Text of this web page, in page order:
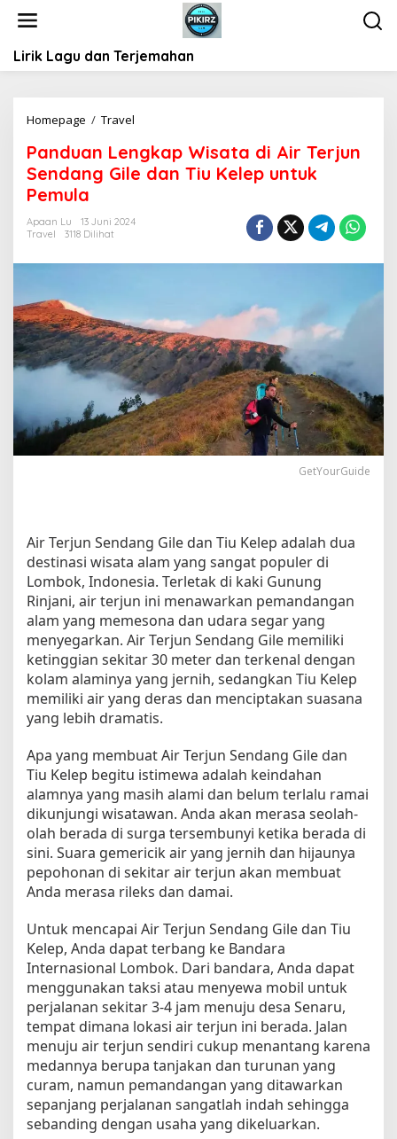
Lirik Lagu dan Terjemahan
Homepage / Travel
n
d
n
e
k
a
p
W
i
s
a
t
a
r
T
e
r
j
u
S
e
n
d
n
g
G
i
l
e
d
a
n
i
u
K
e
l
e
p
u
n
t
u
k
Panduan Lengkap Wisata di Air Terjun
Sendang Gile dan Tiu Kelep untuk
Pemula
Apaan Lu
13 Juni 2024
Travel
3118 Dilihat
GetYourGuide
Air Terjun Sendang Gile dan Tiu Kelep adalah dua
destinasi wisata alam yang sangat populer di
Lombok, Indonesia. Terletak di kaki Gunung
Rinjani, air terjun ini menawarkan pemandangan
alam yang memesona dan udara segar yang
menyegarkan. Air Terjun Sendang Gile memiliki
ketinggian sekitar 30 meter dan terkenal dengan
kolam alaminya yang jernih, sedangkan Tiu Kelep
memiliki air yang deras dan menciptakan suasana
yang lebih dramatis.
Apa yang membuat Air Terjun Sendang Gile dan
Tiu Kelep begitu istimewa adalah keindahan
alamnya yang masih alami dan belum terlalu ramai
dikunjungi wisatawan. Anda akan merasa seolah-
olah berada di surga tersembunyi ketika berada di
sini. Suara gemericik air yang jernih dan hijaunya
pepohonan di sekitar air terjun akan membuat
Anda merasa rileks dan damai.
Untuk mencapai Air Terjun Sendang Gile dan Tiu
Kelep, Anda dapat terbang ke Bandara
Internasional Lombok. Dari bandara, Anda dapat
menggunakan taksi atau menyewa mobil untuk
perjalanan sekitar 3-4 jam menuju desa Senaru,
tempat dimana lokasi air terjun ini berada. Jalan
menuju air terjun sendiri cukup menantang karena
medannya berupa tanjakan dan turunan yang
curam, namun pemandangan yang ditawarkan
sepanjang perjalanan sangatlah indah sehingga
sebanding dengan usaha yang dikeluarkan.